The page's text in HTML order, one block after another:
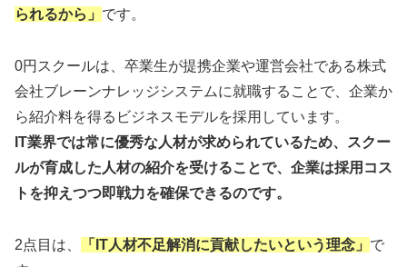
られるから」 です。
0円スクールは、卒業生が提携企業や運営会社である株式
会社ブレーンナレッジシステムに就職することで、企業か
ら紹介料を得るビジネスモデルを採用しています。
IT業界では常に優秀な人材が求められているため、スクー
ルが育成した人材の紹介を受けることで、企業は採用コス
トを抑えつつ即戦力を確保できるのです。
2点目は、 「IT人材不足解消に貢献したいという理念」 で